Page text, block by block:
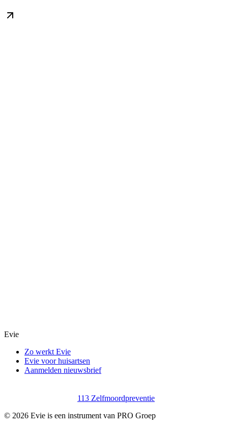
Evie
Zo werkt Evie
Evie voor huisartsen
Aanmelden nieuwsbrief
113 Zelfmoordpreventie
© 2026 Evie is een instrument van PRO Groep